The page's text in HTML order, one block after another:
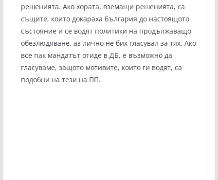
решенията. Ако хората, вземащи решенията, са
същите, които докараха България до настоящото
състояние и се водят политики на продължаващо
обезлюдяване, аз лично не бих гласувал за тях. Ако
все пак мандатът отиде в ДБ, е възможно да
гласуваме, защото мотивите, които ги водят, са
подобни на тези на ПП.